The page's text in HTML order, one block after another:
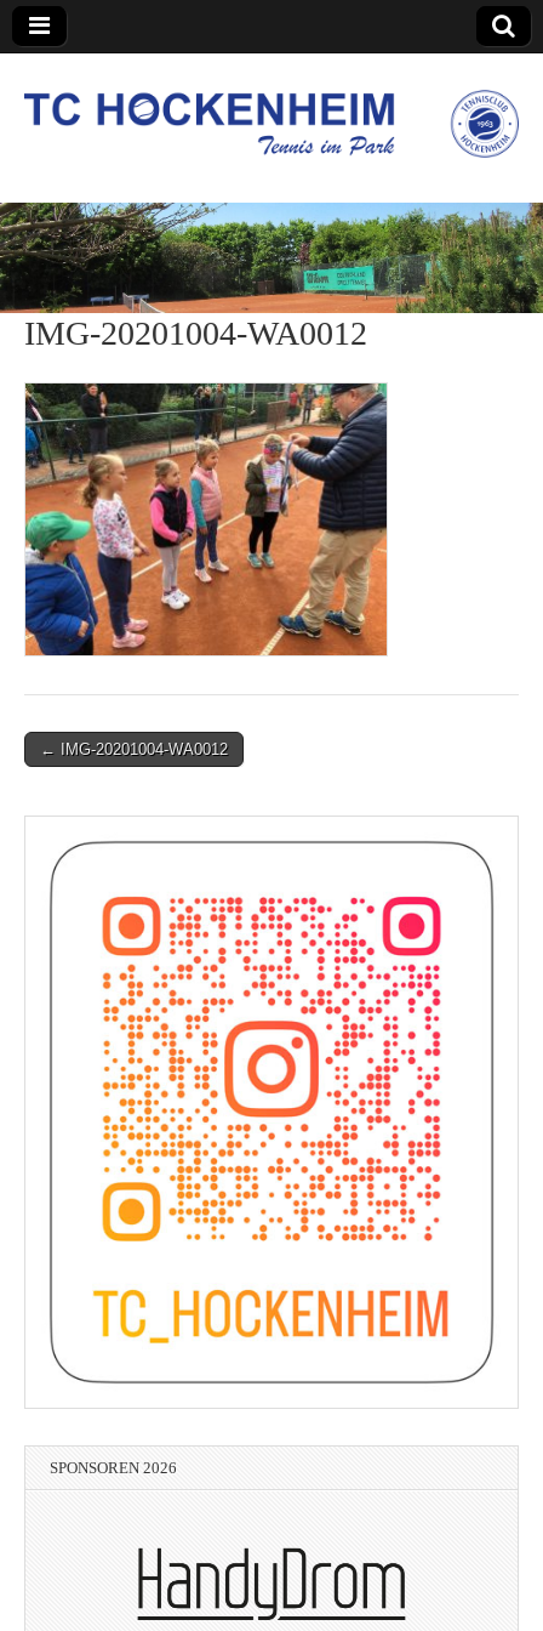
TC Hockenheim
IMG-20201004-WA0012
Post← IMG-20201004-WA0012
SPONSOREN 2026